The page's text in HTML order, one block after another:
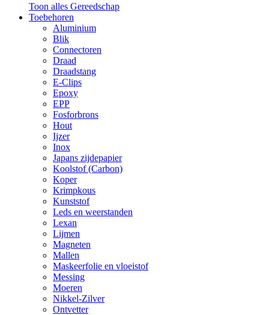
Toon alles Gereedschap
Toebehoren
Aluminium
Blik
Connectoren
Draad
Draadstang
E-Clips
Epoxy
EPP
Fosforbrons
Hout
Ijzer
Inox
Japans zijdepapier
Koolstof (Carbon)
Koper
Krimpkous
Kunststof
Leds en weerstanden
Lexan
Lijmen
Magneten
Mallen
Maskeerfolie en vloeistof
Messing
Moeren
Nikkel-Zilver
Ontvetter